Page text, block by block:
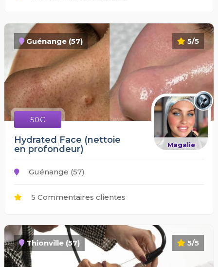
5/5
Guénange (57)
50€
Magalie
Hydrated Face (nettoie
en profondeur)
Guénange (57)
5 Commentaires clientes
5/5
Thionville (57)